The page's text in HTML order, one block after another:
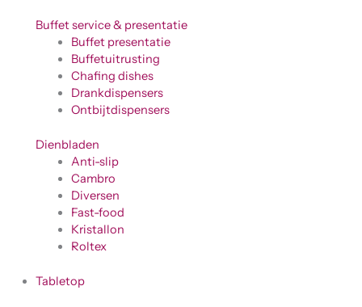
Buffet service & presentatie
Buffet presentatie
Buffetuitrusting
Chafing dishes
Drankdispensers
Ontbijtdispensers
Dienbladen
Anti-slip
Cambro
Diversen
Fast-food
Kristallon
Roltex
Tabletop